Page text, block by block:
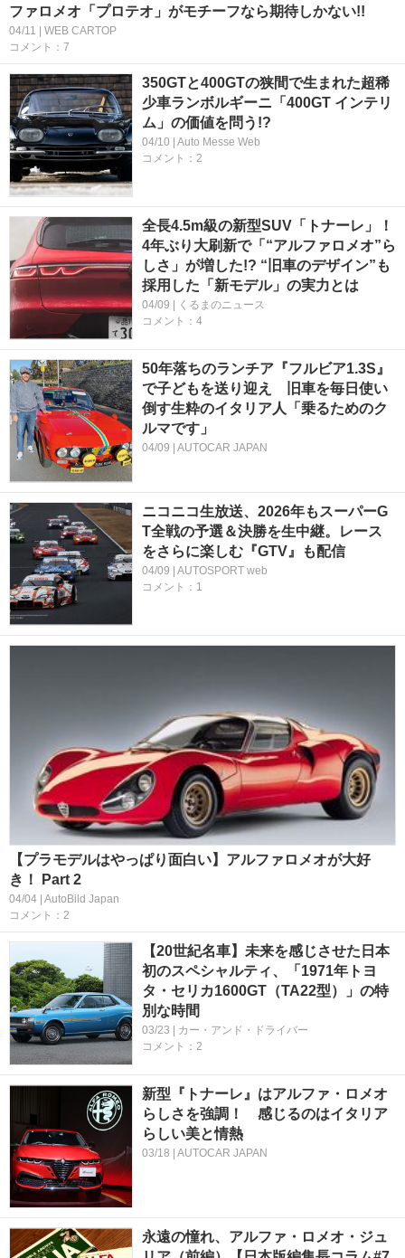
ファロメオ「プロテオ」がモチーフなら期待しかない!!
04/11 | WEB CARTOP
コメント：7
350GTと400GTの狭間で生まれた超稀
少車ランボルギーニ「400GT インテリ
ム」の価値を問う!?
04/10 | Auto Messe Web
コメント：2
全長4.5m級の新型SUV「トナーレ」！
4年ぶり大刷新で「“アルファロメオ”ら
しさ」が増した!? “旧車のデザイン”も
採用した「新モデル」の実力とは
04/09 | くるまのニュース
コメント：4
50年落ちのランチア『フルビア1.3S』
で子どもを送り迎え 旧車を毎日使い
倒す生粋のイタリア人「乗るためのク
ルマです」
04/09 | AUTOCAR JAPAN
ニコニコ生放送、2026年もスーパーG
T全戦の予選＆決勝を生中継。レース
をさらに楽しむ『GTV』も配信
04/09 | AUTOSPORT web
コメント：1
【プラモデルはやっぱり面白い】アルファロメオが大好
き！ Part 2
04/04 | AutoBild Japan
コメント：2
【20世紀名車】未来を感じさせた日本
初のスペシャルティ、「1971年トヨ
タ・セリカ1600GT（TA22型）」の特
別な時間
03/23 | カー・アンド・ドライバー
コメント：2
新型『トナーレ』はアルファ・ロメオ
らしさを強調！ 感じるのはイタリア
らしい美と情熱
03/18 | AUTOCAR JAPAN
永遠の憧れ、アルファ・ロメオ・ジュ